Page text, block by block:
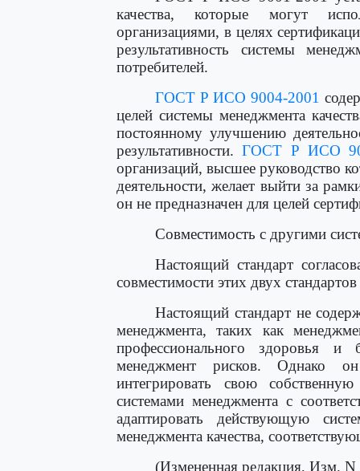
качества, которые могут
организациями, в целях
результативность системы
потребителей.
ГОСТ Р ИСО 9004-2001
целей системы менеджмента
постоянному улучшению
результативности.ГОСТ Р ИСО
организаций, высшее руководство
деятельности, желает выйти за
он не предназначен для целей
Совместимость с другими
Настоящий стандарт
совместимости этих двух
Настоящий стандарт не
менеджмента, таких как
профессионального здоровья и
менеджмент рисков. Однако он
интегрировать свою
системами менеджмента с
адаптировать действующую
менеджмента качества,
(Измененная редакция, Изм. N